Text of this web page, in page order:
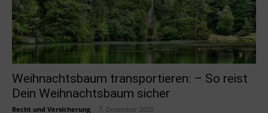
Weihnachtsbaum transportieren: – So reist
Dein Weihnachtsbaum sicher
Recht und Versicherung 7. Dezember 2020